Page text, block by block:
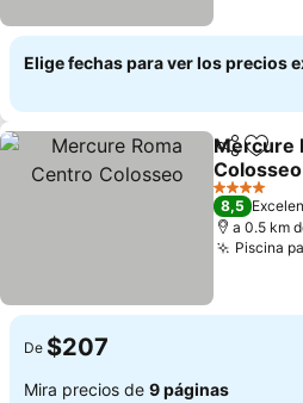
Elige fechas para ver los precios
Compartir
Mercure
Colosseo
4 Estrellas
8,5
a 0.5 km
Piscina
De $207
Mira precios de 9 páginas